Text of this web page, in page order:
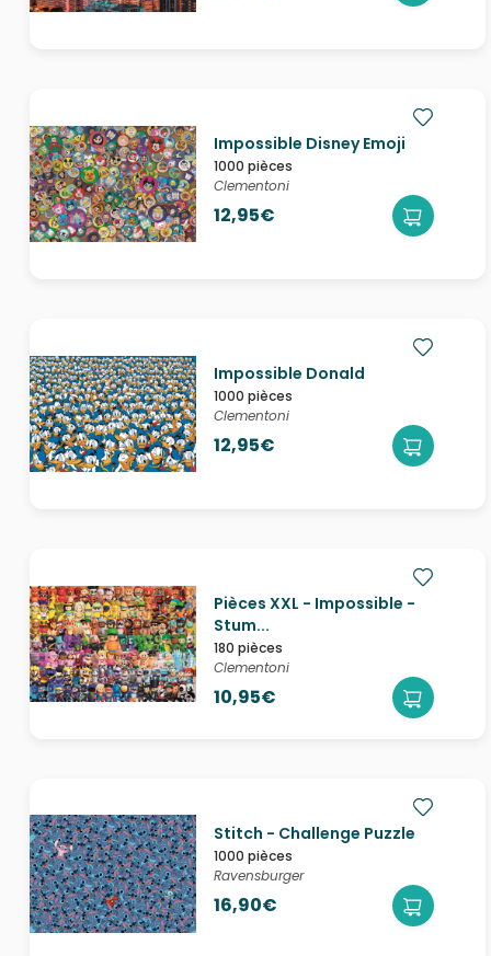
Impossible Disney Emoji
1000 pièces
Clementoni
12,95€
Impossible Donald
1000 pièces
Clementoni
12,95€
Pièces XXL - Impossible -
Stum...
180 pièces
Clementoni
10,95€
Stitch - Challenge Puzzle
1000 pièces
Ravensburger
16,90€